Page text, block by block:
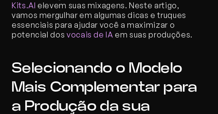
Kits.AI elevem suas mixagens. Neste artigo,
vamos mergulhar em algumas dicas e truques
essenciais para ajudar você a maximizar o
potencial dos vocais de IA em suas produções.
Selecionando o Modelo
Mais Complementar para
a Produção da sua